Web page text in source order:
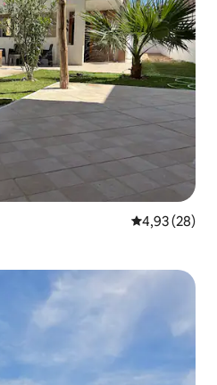
4,93 de uma
4,93 (28)